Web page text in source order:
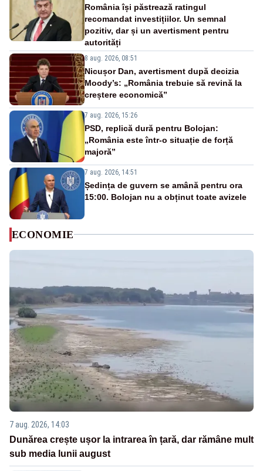
România își păstrează ratingul
recomandat investițiilor. Un semnal
pozitiv, dar și un avertisment pentru
autorități
8 aug. 2026, 08:51
Nicușor Dan, avertisment după decizia
Moody’s: „România trebuie să revină la
creștere economică”
7 aug. 2026, 15:26
PSD, replică dură pentru Bolojan:
„România este într-o situație de forță
majoră”
7 aug. 2026, 14:51
Ședința de guvern se amână pentru ora
15:00. Bolojan nu a obținut toate avizele
ECONOMIE
7 aug. 2026, 14:03
Dunărea crește ușor la intrarea în țară, dar rămâne mult
sub media lunii august